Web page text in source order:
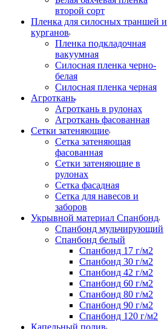
второй сорт
Пленка для силосных траншей и
курганов
Пленка подкладочная
вакуумная
Силосная пленка черно-
белая
Силосная пленка черная
Агроткань
Агроткань в рулонах
Агроткань фасованная
Сетки затеняющие
Сетка затеняющая
фасованная
Сетки затеняющие в
рулонах
Сетка фасадная
Сетка для навесов и
заборов
Укрывной материал Спанбонд
Спанбонд мульчирующий
Спанбонд белый
Спанбонд 17 г/м2
Спанбонд 30 г/м2
Спанбонд 42 г/м2
Спанбонд 60 г/м2
Спанбонд 80 г/м2
Спанбонд 90 г/м2
Спанбонд 120 г/м2
Капельный полив